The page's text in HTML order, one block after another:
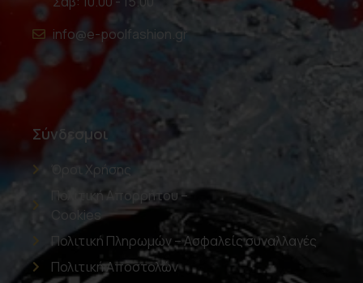
info@e-poolfashion.gr
Σύνδεσμοι
Όροι Χρήσης
Πολιτική Απορρήτου –
Cookies
Πολιτική Πληρωμών – Ασφαλείς συναλλαγές
Πολιτική Αποστολών